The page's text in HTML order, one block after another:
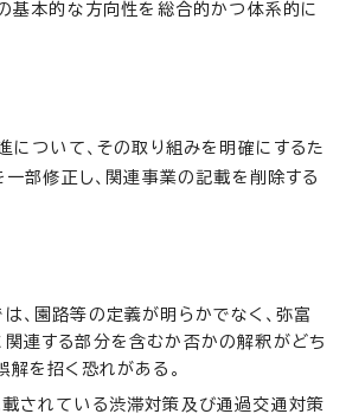
基本的な方向性を総合的かつ体系的に
について、その取り組みを明確にするた
一部修正し、関連事業の記載を削除する
、園路等の定義が明らかでなく、弥富
連する部分を含むか否かの解釈がどち
解を招く恐れがある。
されている渋滞対策及び通過交通対策